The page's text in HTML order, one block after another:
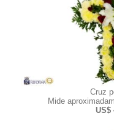
Cruz
Mide
US$